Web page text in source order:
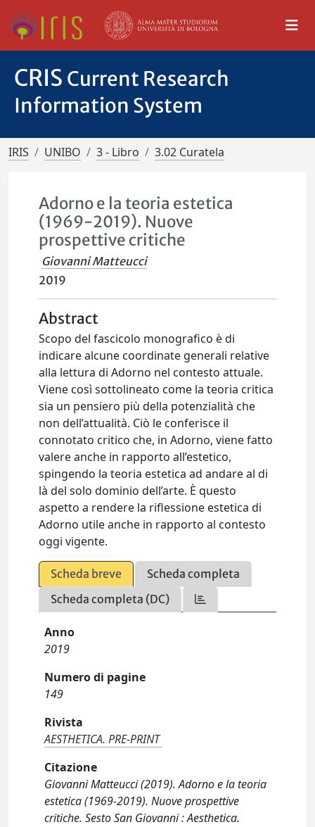
CRIS Current Research
Information System
IRIS UNIBO 3 - Libro 3.02 Curatela
Adorno e la teoria estetica
(1969-2019). Nuove
prospettive critiche
Giovanni Matteucci
2019
Abstract
Scopo del fascicolo monografico è di
indicare alcune coordinate generali relative
alla lettura di Adorno nel contesto attuale.
Viene così sottolineato come la teoria critica
sia un pensiero più della potenzialità che
non dell’attualità. Ciò le conferisce il
connotato critico che, in Adorno, viene fatto
valere anche in rapporto all’estetico,
spingendo la teoria estetica ad andare al di
là del solo dominio dell’arte. È questo
aspetto a rendere la riflessione estetica di
Adorno utile anche in rapporto al contesto
oggi vigente.
Scheda breve
Scheda completa
Scheda completa (DC)
Anno
2019
Numero di pagine
149
Rivista
AESTHETICA. PRE-PRINT
Citazione
Giovanni Matteucci (2019). Adorno e la teoria
estetica (1969-2019). Nuove prospettive
critiche. Sesto San Giovanni : Aesthetica.